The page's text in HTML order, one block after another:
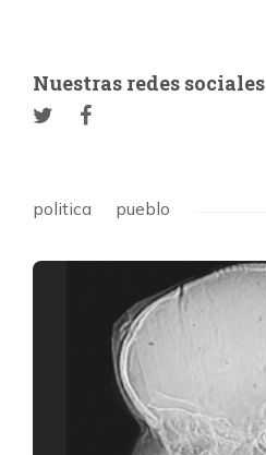
Nuestras redes sociales
politica pueblo